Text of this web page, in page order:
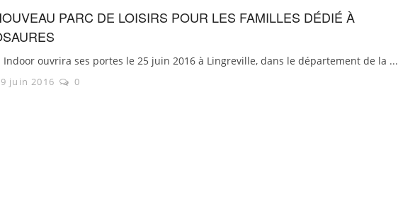
PARC DE LOISIRS POUR LES FAMILLES DÉDIÉ À
ouvrira ses portes le 25 juin 2016 à Lingreville, dans le département de la ...
9 juin 2016 0